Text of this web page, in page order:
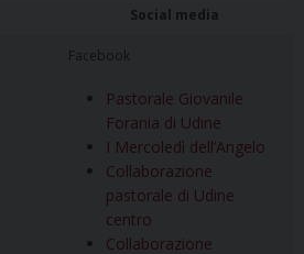
Social media
Facebook
Pastorale Giovanile
Forania di Udine
I Mercoledì dell’Angelo
Collaborazione
pastorale di Udine
centro
Collaborazione